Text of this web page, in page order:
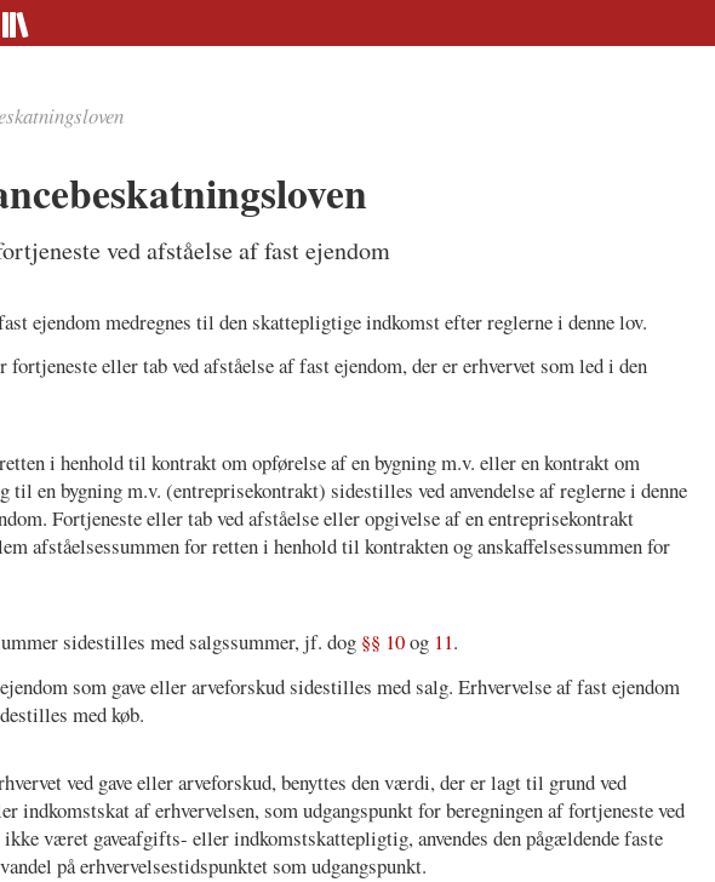
ved afståelse af fast ejendom
ejendom medregnes til den skattepligtige indkomst efter reglerne i denne lov.
eller tab ved afståelse af fast ejendom, der er erhvervet som led i den
i henhold til kontrakt om opførelse af en bygning m.v. eller en kontrakt om
en bygning m.v. (entreprisekontrakt) sidestilles ved anvendelse af reglerne i denne
Fortjeneste eller tab ved afståelse eller opgivelse af en entreprisekontrakt
afståelsessummen for retten i henhold til kontrakten og anskaffelsessummen for
sidestilles med salgssummer, jf. dog §§ 10og 11.
som gave eller arveforskud sidestilles med salg. Erhvervelse af fast ejendom
med køb.
ved gave eller arveforskud, benyttes den værdi, der er lagt til grund ved
indkomstskat af erhvervelsen, som udgangspunkt for beregningen af fortjeneste ved
ikke været gaveafgifts- eller indkomstskattepligtig, anvendes den pågældende faste
på erhvervelsestidspunktet som udgangspunkt.